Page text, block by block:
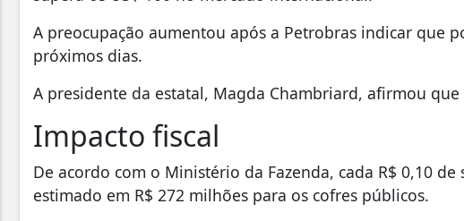
A preocupação aumentou após a Petrobras indicar que
próximos dias.
A presidente da estatal, Magda Chambriard, afirmou que
Impacto fiscal
De acordo com o Ministério da Fazenda, cada R$ 0,10
estimado em R$ 272 milhões para os cofres públicos.